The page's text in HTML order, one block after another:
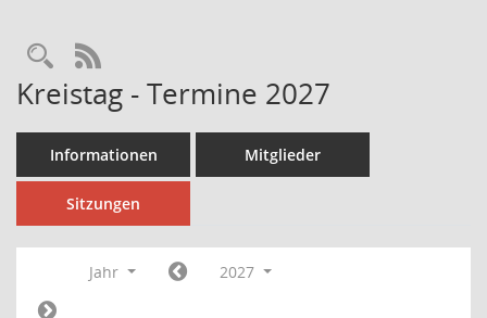
Rechercheauswahl
RSS-Feed
Kreistag - Termine 2027
Informationen Mitglieder
Sitzungen
Jahr 2027